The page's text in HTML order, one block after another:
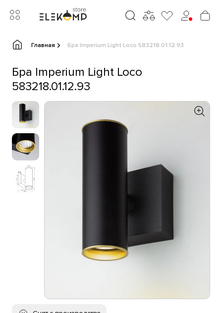
Главная Бра Imperium Light Loco 583218.01.12.93
Бра Imperium Light Loco
583218.01.12.93